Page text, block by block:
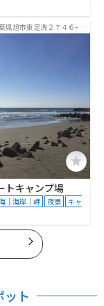
県旭市東足洗２７４６−１
トキャンプ場
｜海岸｜岬 夜景
キャ
ット